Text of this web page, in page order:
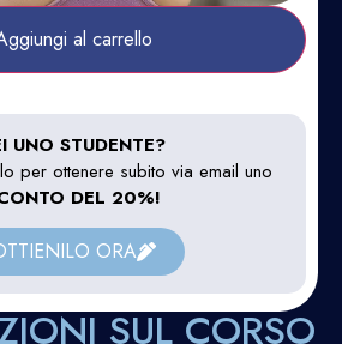
SUL CORSO
al carrello
UNO STUDENTE?
per ottenere subito via email uno
DEL 20%!
ORA